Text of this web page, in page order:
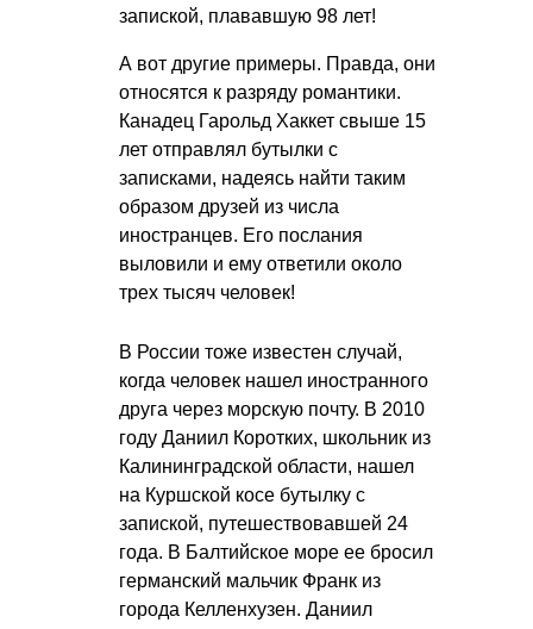
запиской, плававшую 98 лет!
А вот другие примеры. Правда, они
относятся к разряду романтики.
Канадец Гарольд Хаккет свыше 15
лет отправлял бутылки с
записками, надеясь найти таким
образом друзей из числа
иностранцев. Его послания
выловили и ему ответили около
трех тысяч человек!
В России тоже известен случай,
когда человек нашел иностранного
друга через морскую почту. В 2010
году Даниил Коротких, школьник из
Калининградской области, нашел
на Куршской косе бутылку с
запиской, путешествовавшей 24
года. В Балтийское море ее бросил
германский мальчик Франк из
города Келленхузен. Даниил